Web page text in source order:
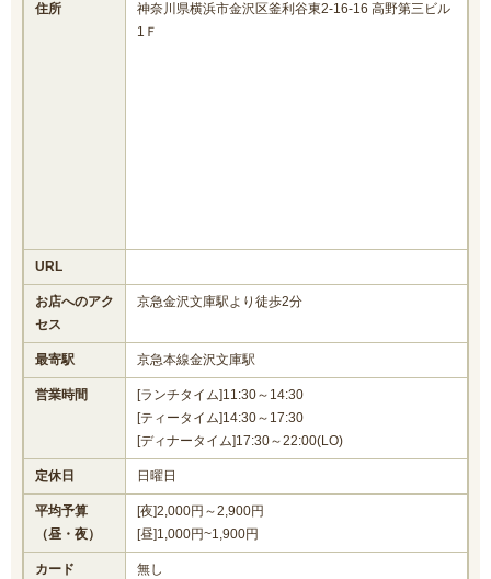
住所
神奈川県横浜市金沢区釜利谷東2-16-16 高野第三ビル
1Ｆ
URL
お店へのアク
セス
京急金沢文庫駅より徒歩2分
最寄駅 京急本線金沢文庫駅
営業時間
[ランチタイム]11:30～14:30
[ティータイム]14:30～17:30
[ディナータイム]17:30～22:00(LO)
定休日 日曜日
平均予算
（昼・夜）
[夜]2,000円～2,900円
[昼]1,000円~1,900円
カード 無し